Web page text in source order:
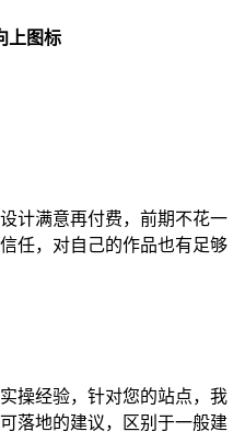
计满意再付费，前期不花一
任，对自己的作品也有足够
操经验，针对您的站点，我
落地的建议，区别于一般建